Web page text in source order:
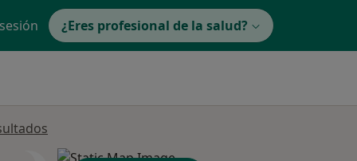
¿Eres profesional de la salud?